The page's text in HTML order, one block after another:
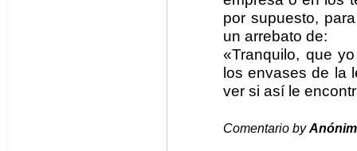
por supuesto,
un arrebato de:
«Tranquilo, que
los envases de la
ver si así le
Comentario by